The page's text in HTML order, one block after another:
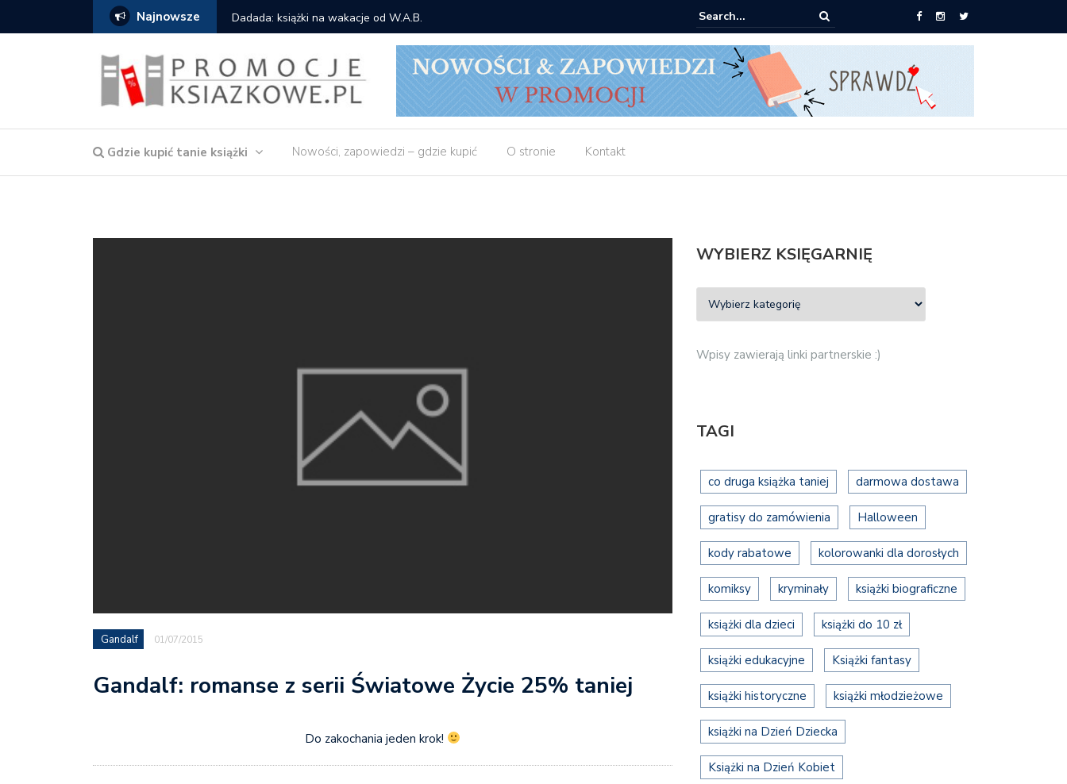
Najnowsze Dadada: książki na wakacje od W.A.B. Gdzie kupić: Mieczysław Gorzka – Copycat
Gdzie kupić tanie książki Nowości, zapowiedzi – gdzie kupić O stronie Kontakt
Gandalf 01/07/2015
Gandalf: romanse z serii Światowe Życie 25% taniej
Do zakochania jeden krok!
WYBIERZ KSIĘGARNIĘ
Wpisy zawierają linki partnerskie :)
TAGI
co druga książka taniej darmowa dostawa
gratisy do zamówienia Halloween
kody rabatowe kolorowanki dla dorosłych
komiksy kryminały książki biograficzne
książki dla dzieci książki do 10 zł
książki edukacyjne Książki fantasy
książki historyczne książki młodzieżowe
książki na Dzień Dziecka
Książki na Dzień Kobiet